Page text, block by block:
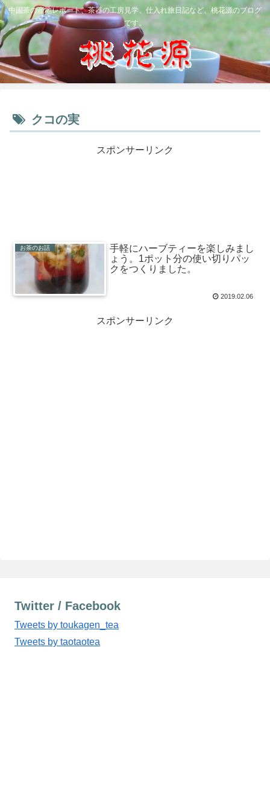
中国茶の産地レポート、茶器の工房見学、仕入れ旅日記など、桃花源のブログ
です。
クコの実
スポンサーリンク
お茶のお話
手軽にハーブティーを楽しみまし
ょう。1ポット分の使い切りパッ
クをつくりました。
2019.02.06
スポンサーリンク
Twitter / Facebook
Tweets by toukagen_tea
Tweets by taotaotea